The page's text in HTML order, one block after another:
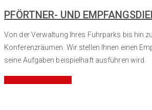
PFÖRTNER- UND
Von der Verwaltung Ihres Fuhrparks bis hin
Konferenzräumen. Wir stellen Ihnen einen
seine Aufgaben beispielhaft ausführen wird.